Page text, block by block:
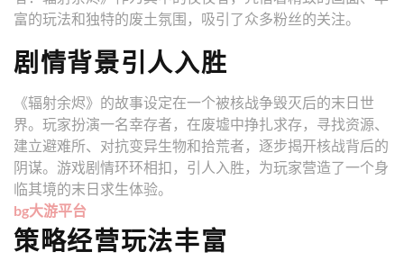
富的玩法和独特的废土氛围，吸引了众多粉丝的关注。
剧情背景引人入胜
《辐射余烬》的故事设定在一个被核战争毁灭后的末日世
界。玩家扮演一名幸存者，在废墟中挣扎求存，寻找资源、
建立避难所、对抗变异生物和拾荒者，逐步揭开核战背后的
阴谋。游戏剧情环环相扣，引人入胜，为玩家营造了一个身
临其境的末日求生体验。
bg大游平台
策略经营玩法丰富